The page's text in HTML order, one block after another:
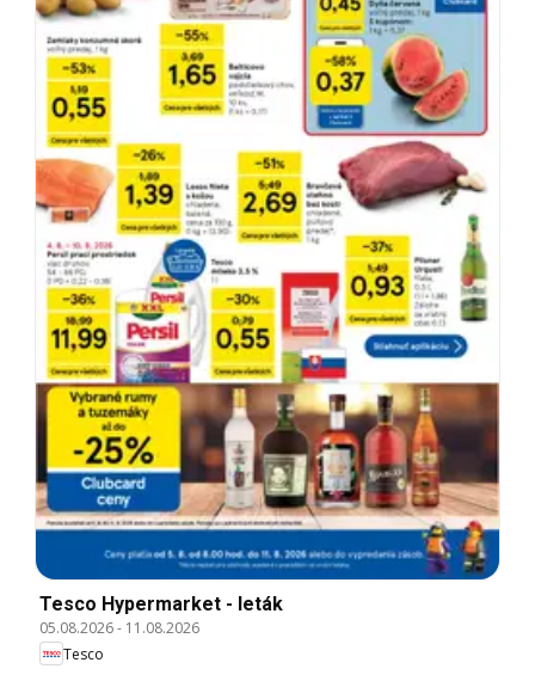
Tesco Hypermarket - leták
05.08.2026- 11.08.2026
Tesco